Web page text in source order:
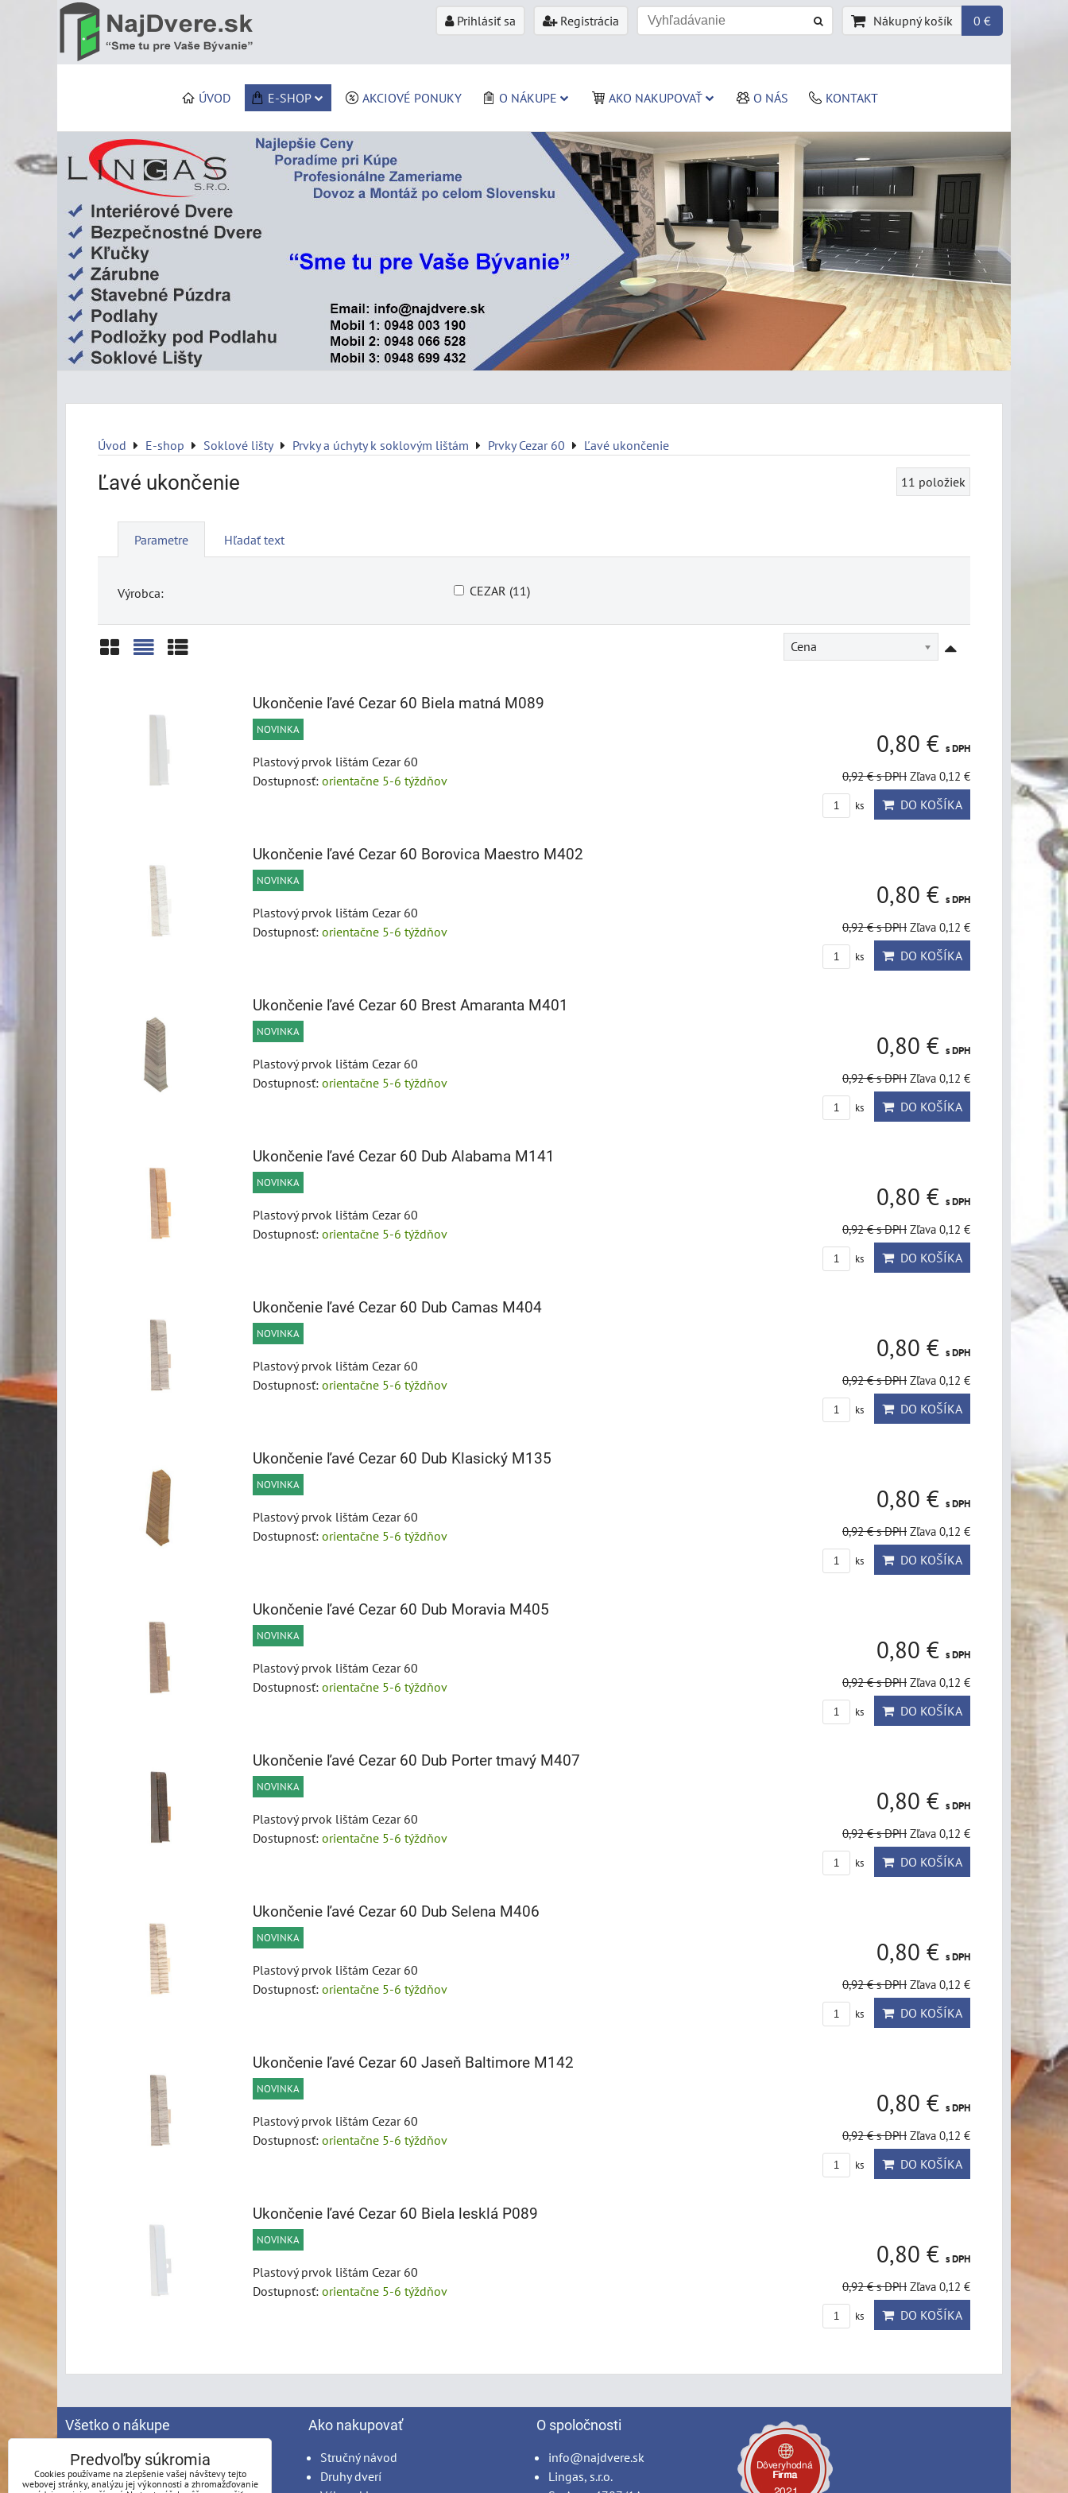
Prihlásiť sa Registrácia Nákupný košík 0 €
ÚVOD E-SHOP AKCIOVÉ PONUKY O NÁKUPE AKO NAKUPOVAŤ O NÁS KONTAKT
Úvod E-shop Soklové lišty Prvky a úchyty k soklovým lištám Prvky Cezar 60 Ľavé ukončenie
Ľavé ukončenie 11 položiek
Parametre Hľadať text
Výrobca: CEZAR (11)
Cena
Ukončenie ľavé Cezar 60 Biela matná M089
NOVINKA
Plastový prvok lištám Cezar 60
Dostupnosť: orientačne 5-6 týždňov
0,80 € s DPH
0,92 €s DPH Zľava 0,12 €
ks DO KOŠÍKA
Ukončenie ľavé Cezar 60 Borovica Maestro M402
NOVINKA
Plastový prvok lištám Cezar 60
Dostupnosť: orientačne 5-6 týždňov
0,80 € s DPH
0,92 €s DPH Zľava 0,12 €
ks DO KOŠÍKA
Ukončenie ľavé Cezar 60 Brest Amaranta M401
NOVINKA
Plastový prvok lištám Cezar 60
Dostupnosť: orientačne 5-6 týždňov
0,80 € s DPH
0,92 €s DPH Zľava 0,12 €
ks DO KOŠÍKA
Ukončenie ľavé Cezar 60 Dub Alabama M141
NOVINKA
Plastový prvok lištám Cezar 60
Dostupnosť: orientačne 5-6 týždňov
0,80 € s DPH
0,92 €s DPH Zľava 0,12 €
ks DO KOŠÍKA
Ukončenie ľavé Cezar 60 Dub Camas M404
NOVINKA
Plastový prvok lištám Cezar 60
Dostupnosť: orientačne 5-6 týždňov
0,80 € s DPH
0,92 €s DPH Zľava 0,12 €
ks DO KOŠÍKA
Ukončenie ľavé Cezar 60 Dub Klasický M135
NOVINKA
Plastový prvok lištám Cezar 60
Dostupnosť: orientačne 5-6 týždňov
0,80 € s DPH
0,92 €s DPH Zľava 0,12 €
ks DO KOŠÍKA
Ukončenie ľavé Cezar 60 Dub Moravia M405
NOVINKA
Plastový prvok lištám Cezar 60
Dostupnosť: orientačne 5-6 týždňov
0,80 € s DPH
0,92 €s DPH Zľava 0,12 €
ks DO KOŠÍKA
Ukončenie ľavé Cezar 60 Dub Porter tmavý M407
NOVINKA
Plastový prvok lištám Cezar 60
Dostupnosť: orientačne 5-6 týždňov
0,80 € s DPH
0,92 €s DPH Zľava 0,12 €
ks DO KOŠÍKA
Ukončenie ľavé Cezar 60 Dub Selena M406
NOVINKA
Plastový prvok lištám Cezar 60
Dostupnosť: orientačne 5-6 týždňov
0,80 € s DPH
0,92 €s DPH Zľava 0,12 €
ks DO KOŠÍKA
Ukončenie ľavé Cezar 60 Jaseň Baltimore M142
NOVINKA
Plastový prvok lištám Cezar 60
Dostupnosť: orientačne 5-6 týždňov
0,80 € s DPH
0,92 €s DPH Zľava 0,12 €
ks DO KOŠÍKA
Ukončenie ľavé Cezar 60 Biela lesklá P089
NOVINKA
Plastový prvok lištám Cezar 60
Dostupnosť: orientačne 5-6 týždňov
0,80 € s DPH
0,92 €s DPH Zľava 0,12 €
ks DO KOŠÍKA
Všetko o nákupe
Spracovanie osobných údajov
Obchodné podmienky
Ako nakupovať
Stručný návod
Druhy dverí
O spoločnosti
info@najdvere.sk
Lingas, s.r.o.
Predvoľby súkromia
Cookies používame na zlepšenie vašej návštevy tejto
webovej stránky, analýzu jej výkonnosti a zhromažďovanie